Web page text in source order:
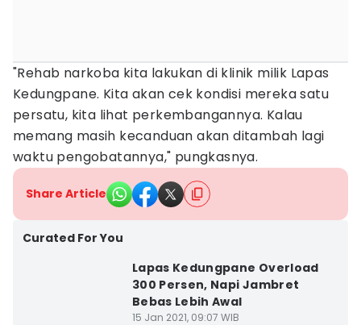
"Rehab narkoba kita lakukan di klinik milik Lapas
Kedungpane. Kita akan cek kondisi mereka satu
persatu, kita lihat perkembangannya. Kalau
memang masih kecanduan akan ditambah lagi
waktu pengobatannya," pungkasnya.
Share Article
Curated For You
Lapas Kedungpane Overload
300 Persen, Napi Jambret
Bebas Lebih Awal
15 Jan 2021, 09:07 WIB